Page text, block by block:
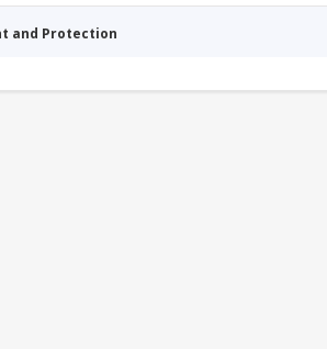
and Protection